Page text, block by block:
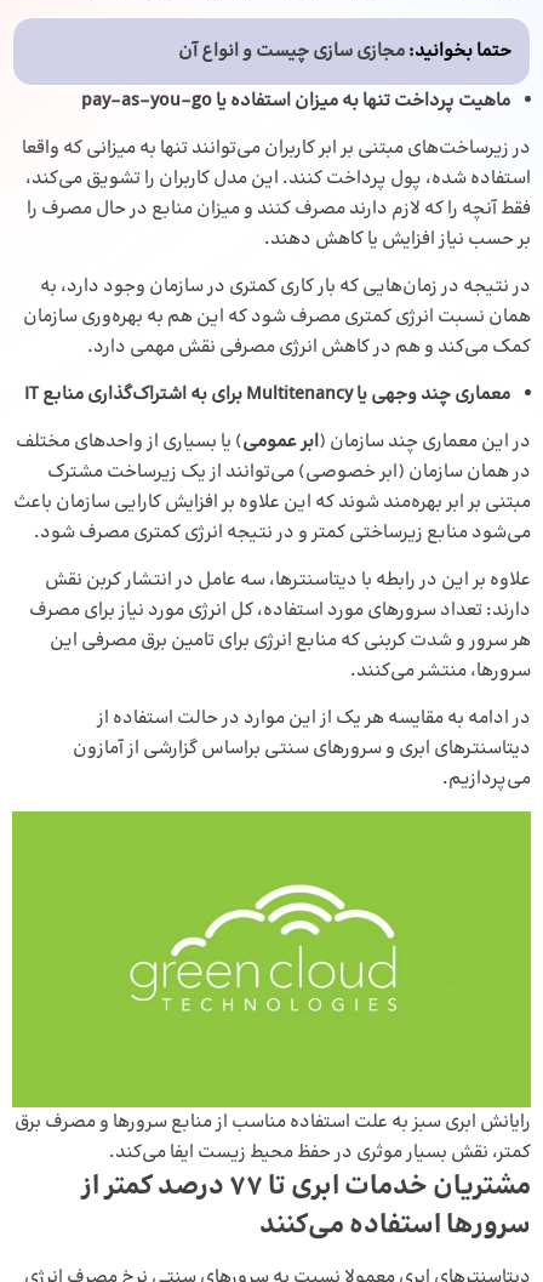
حتما بخوانید:مجازی سازی چیست و انواع آن
ماهیت پرداخت تنها به میزان استفاده یا pay-as-you-go
در زیرساخت‌های مبتنی بر ابر کاربران می‌توانند تنها به میزانی که واقعا
استفاده شده، پول پرداخت کنند. این مدل کاربران را تشویق می‌کند،
فقط آنچه را که لازم دارند مصرف کنند و میزان منابع در حال مصرف را
بر حسب نیاز افزایش یا کاهش دهند.
در نتیجه در زمان‌هایی که بار کاری کمتری در سازمان وجود دارد، به
همان نسبت انرژی کمتری مصرف شود که این هم به بهره‌وری سازمان
کمک می‌کند و هم در کاهش انرژی مصرفی نقش مهمی دارد.
معماری چند وجهی یا Multitenancy برای به اشتراک‌گذاری منابع IT
در این معماری چند سازمان (ابر عمومی) یا بسیاری از واحد‌های مختلف
در همان سازمان (ابر خصوصی) می‌توانند از یک زیرساخت مشترک
مبتنی بر ابر بهره‌مند شوند که این علاوه بر افزایش کارایی سازمان باعث
می‌شود منابع زیرساختی کمتر و در نتیجه انرژی کمتری مصرف شود.
علاوه بر این در رابطه با دیتاسنترها، سه عامل در انتشار کربن نقش
دارند: تعداد سرورهای مورد استفاده، کل انرژی مورد نیاز برای مصرف
هر سرور و شدت کربنی که منابع انرژی برای تامین برق مصرفی این
سرورها، منتشر می‌­کنند.
در ادامه به مقایسه هر یک از این موارد در حالت استفاده از
دیتاسنتر‌های ابری و سرورهای سنتی براساس گزارشی از آمازون
می‌پردازیم.
رایانش ابری سبز به علت استفاده مناسب از منابع سرورها و مصرف برق
کمتر، نقش بسیار موثری در حفظ محیط زیست ایفا می‌کند.
مشتریان خدمات ابری تا 77 درصد کمتر از
سرورها استفاده می‌­کنند